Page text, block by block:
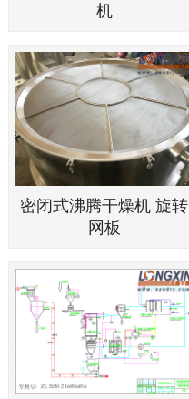
机
密闭式沸腾干燥机 旋转
网板